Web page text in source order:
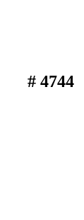
# 4744